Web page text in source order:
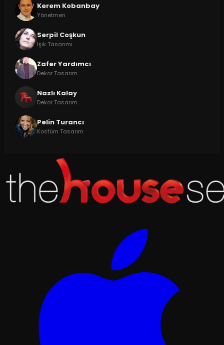
Kerem Kobanbay
Yönetmen
Serpil Coşkun
Işık Tasarımı
Zafer Yardımcı
Dekor Tasarım
Nazlı Kalay
Dekor Tasarım
Pelin Turancı
Kostüm Tasarım